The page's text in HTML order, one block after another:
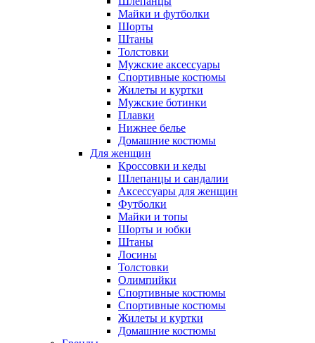
Майки и футболки
Шорты
Штаны
Толстовки
Мужские аксессуары
Спортивные костюмы
Жилеты и куртки
Мужские ботинки
Плавки
Нижнее белье
Домашние костюмы
Для женщин
Кроссовки и кеды
Шлепанцы и сандалии
Аксессуары для женщин
Футболки
Майки и топы
Шорты и юбки
Штаны
Лосины
Толстовки
Олимпийки
Спортивные костюмы
Спортивные костюмы
Жилеты и куртки
Домашние костюмы